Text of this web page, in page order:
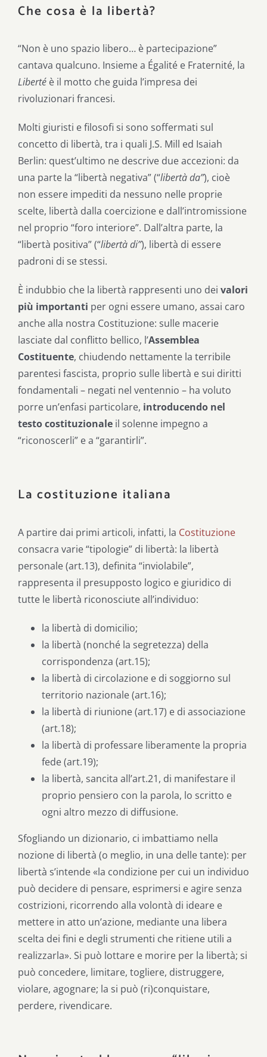
Che cosa è la libertà?
“Non è uno spazio libero… è partecipazione”
cantava qualcuno. Insieme a Égalité e Fraternité, la
Liberté è il motto che guida l’impresa dei
rivoluzionari francesi.
Molti giuristi e filosofi si sono soffermati sul
concetto di libertà, tra i quali J.S. Mill ed Isaiah
Berlin: quest’ultimo ne descrive due accezioni: da
una parte la “libertà negativa” (“libertà da”), cioè
non essere impediti da nessuno nelle proprie
scelte, libertà dalla coercizione e dall’intromissione
nel proprio “foro interiore”. Dall’altra parte, la
“libertà positiva” (“libertà di”), libertà di essere
padroni di se stessi.
È indubbio che la libertà rappresenti uno dei valori
più importanti per ogni essere umano, assai caro
anche alla nostra Costituzione: sulle macerie
lasciate dal conflitto bellico, l’Assemblea
Costituente, chiudendo nettamente la terribile
parentesi fascista, proprio sulle libertà e sui diritti
fondamentali – negati nel ventennio – ha voluto
porre un’enfasi particolare, introducendo nel
testo costituzionale il solenne impegno a
“riconoscerli” e a “garantirli”.
La costituzione italiana
A partire dai primi articoli, infatti, la Costituzione
consacra varie “tipologie” di libertà: la libertà
personale (art.13), definita “inviolabile”,
rappresenta il presupposto logico e giuridico di
tutte le libertà riconosciute all’individuo:
la libertà di domicilio;
la libertà (nonché la segretezza) della
corrispondenza (art.15);
la libertà di circolazione e di soggiorno sul
territorio nazionale (art.16);
la libertà di riunione (art.17) e di associazione
(art.18);
la libertà di professare liberamente la propria
fede (art.19);
la libertà, sancita all’art.21, di manifestare il
proprio pensiero con la parola, lo scritto e
ogni altro mezzo di diffusione.
Sfogliando un dizionario, ci imbattiamo nella
nozione di libertà (o meglio, in una delle tante): per
libertà s’intende «la condizione per cui un individuo
può decidere di pensare, esprimersi e agire senza
costrizioni, ricorrendo alla volontà di ideare e
mettere in atto un’azione, mediante una libera
scelta dei fini e degli strumenti che ritiene utili a
realizzarla». Si può lottare e morire per la libertà; si
può concedere, limitare, togliere, distruggere,
violare, agognare; la si può (ri)conquistare,
perdere, rivendicare.